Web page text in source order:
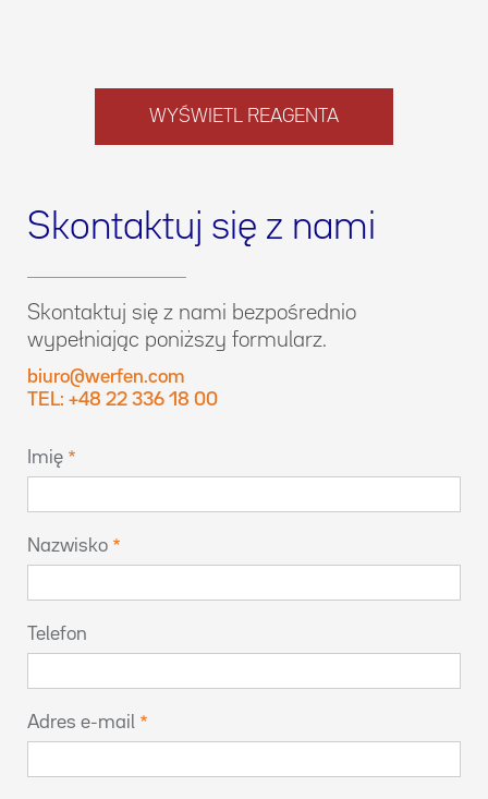
WYŚWIETL REAGENTA
Skontaktuj się z nami
Skontaktuj się z nami bezpośrednio
wypełniając poniższy formularz.
biuro@werfen.com
TEL: +48 22 336 18 00
Imię
Nazwisko
Telefon
Adres e-mail